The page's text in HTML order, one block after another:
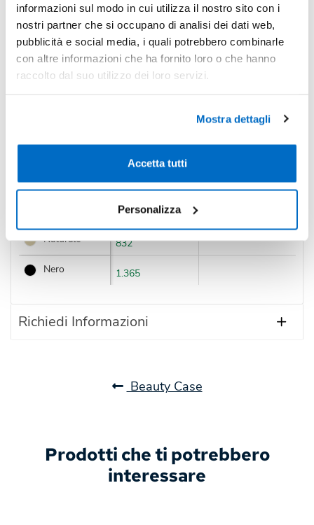
informazioni sul modo in cui utilizza il nostro sito con i
nostri partner che si occupano di analisi dei dati web,
pubblicità e social media, i quali potrebbero combinarle
con altre informazioni che ha fornito loro o che hanno
raccolto dal suo utilizzo dei loro servizi.
Mostra dettagli
Accetta tutti
Personalizza
Quantità consigliata
300pz.Prezzo unitario:€ 5,32IVA incl.Totale:€ 1596,13
IVA incl.
Disponibilità
Naturale
832
Nero
1.365
Richiedi Informazioni
Beauty Case
Prodotti che ti potrebbero
interessare